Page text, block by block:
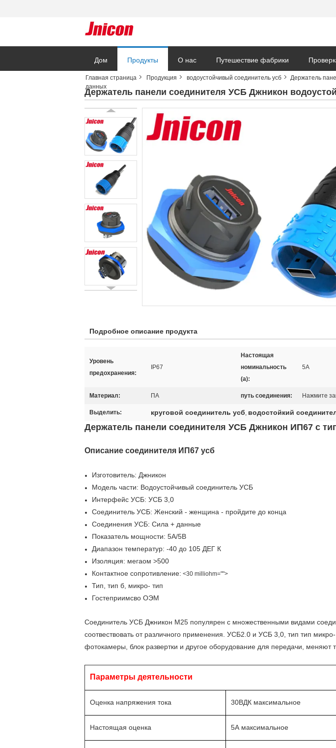
Дом Продукты О нас Путешествие фабрики
Главная страница Продукция водоустойчивый соединитель усб
Держатель
данных
Держатель панели соединителя УСБ Джникон
Подробное описание продукта
Уровень
предохранения:
IP67
Настоящая
номинальность
(a):
5A
Материал: ПА путь соединения: Нажмите
Выделить: круговой соединитель усб, водостойкий
Держатель панели соединителя УСБ Джникон ИП67 с
Описание соединителя ИП67 усб
Изготовитель: Джникон
Модель части: Водоустойчивый соединитель УСБ
Интерфейс УСБ: УСБ 3,0
Соединитель УСБ: Женский - женщина - пройдите до конца
Соединения УСБ: Сила + данные
Показатель мощности: 5А/5В
Диапазон температур: -40 до 105 ДЕГ К
Изоляция: мегаом >500
Контактное сопротивление: <30 milliohm="">
Тип, тип б, микро- тип
Гостеприимсво ОЭМ
Соединитель УСБ Джникон М25 популярен с множественными видами
соотвествовать от различного применения. УСБ2.0 и УСБ 3,0, тип тип микро-
фотокамеры, блок развертки и другое оборудование для передачи, меняют
Параметры деятельности
Оценка напряжения тока 30ВДК максимальное
Настоящая оценка 5А максимальное